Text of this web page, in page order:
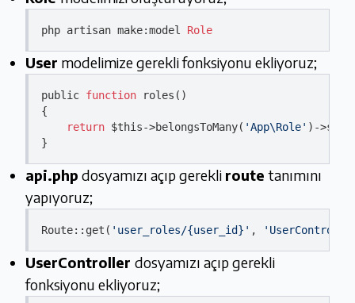
php artisan make:model Role
User modelimize gerekli fonksiyonu ekliyoruz;
public function roles()
{
return $this->belongsToMany( 'App\Role' ) ->
api.php dosyamızı açıp gerekli routetanımını
yapıyoruz;
Route:: get ( 'user_roles/{user_id}' ,
UserController dosyamızı açıp gerekli
fonksiyonu ekliyoruz;